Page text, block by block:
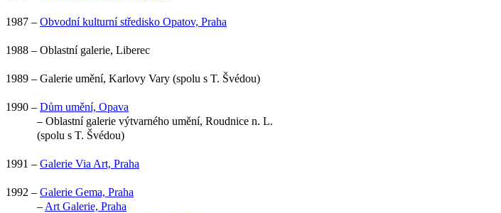
1987 – Obvodní kulturní středisko Opatov, Praha
1988 – Oblastní galerie, Liberec
1989 – Galerie umění, Karlovy Vary (spolu s T. Švédou)
1990 – Dům umění, Opava
– Oblastní galerie výtvarného umění, Roudnice n. L.
(spolu s T. Švédou)
1991 – Galerie Via Art, Praha
1992 – Galerie Gema, Praha
– Art Galerie, Praha